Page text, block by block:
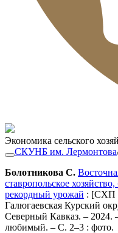
Экономика сельского
СКУНБ им. Лермонтова
Болотникова С.
ставропольское
рекордный урожай : [СХП
Галюгаевская Курский
Северный Кавказ. –
любимый. – С. 2–3 : фото.